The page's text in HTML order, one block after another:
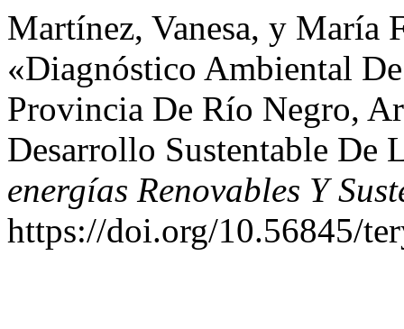
Martínez, Vanesa, y María
«Diagnóstico Ambiental
Provincia De Río Negro,
Desarrollo Sustentable De
energías Renovables Y
https://doi.org/10.56845/